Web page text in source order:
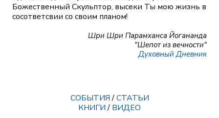
Божественный Скульптор, высеки Ты мою жизнь в
сосответсвии со своим планом!
Шри Шри Парамханса Йогананда
"Шепот из вечности"
Духовный Дневник
СОБЫТИЯ/СТАТЬИ
КНИГИ/ ВИДЕО